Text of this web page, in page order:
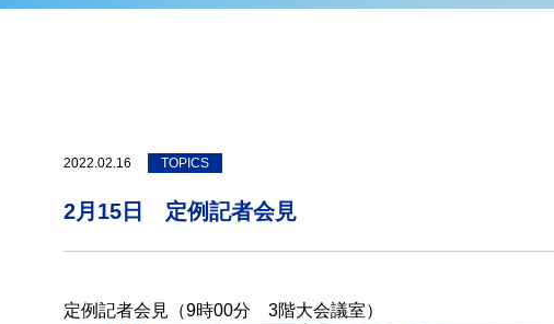
2022.02.16 TOPICS
2月15日 定例記者会見
定例記者会見（9時00分 3階大会議室）